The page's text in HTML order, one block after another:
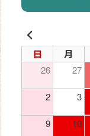
日 月
26 27
2 3
9 10